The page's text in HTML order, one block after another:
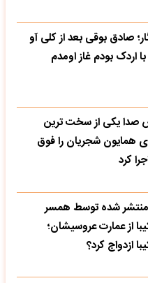
صادق بوقی بعد از کلی آو
با اردک بودم غاز اومدم
یکی از سخت ترین
همایون شجریان را فوق
کرد
منتشر شده توسط همسر
از عمارت عروسیشان؛
ازدواج کرد؟